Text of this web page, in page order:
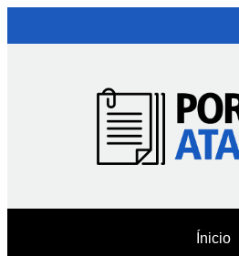
Ínicio